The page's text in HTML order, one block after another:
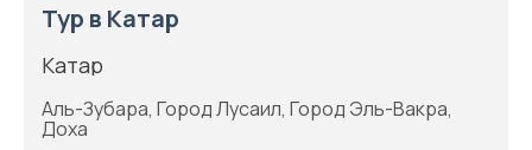
Тур в Катар
Катар
Аль-Зубара, Город Лусаил, Город Эль-Вакра,
Доха